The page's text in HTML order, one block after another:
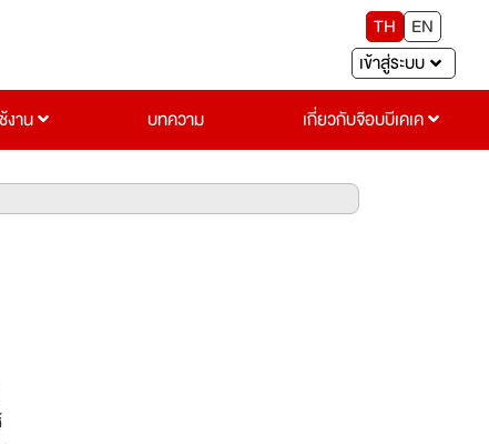
TH
EN
เข้าสู่ระบบ
งาน บทความ เกี่ยวกับจ๊อบบีเคเค